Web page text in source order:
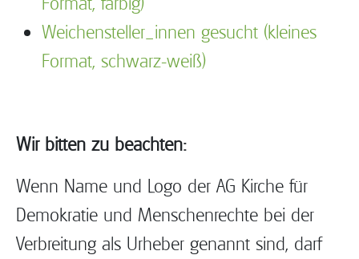
Weichensteller_innen gesucht (kleines
Format, schwarz-weiß)
Wir bitten zu beachten:
Wenn Name und Logo der AG Kirche für
Demokratie und Menschenrechte bei der
Verbreitung als Urheber genannt sind, darf